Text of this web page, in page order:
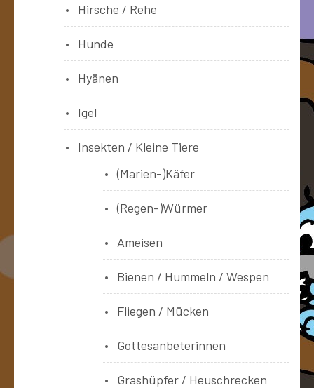
Hirsche / Rehe
Hunde
Hyänen
Igel
Insekten / Kleine Tiere
(Marien-)Käfer
(Regen-)Würmer
Ameisen
Bienen / Hummeln / Wespen
Fliegen / Mücken
Gottesanbeterinnen
Grashüpfer / Heuschrecken